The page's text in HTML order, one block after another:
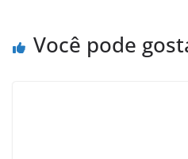
Você pode